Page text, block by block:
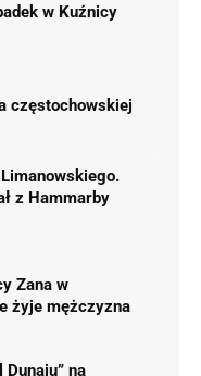
w Kuźnicy
częstochowskiej
z Hammarby
Zana w
żyje mężczyzna
Dunaju” na